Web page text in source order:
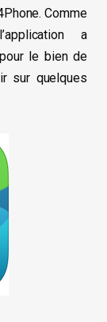
Comme
a
le bien de
sur quelques